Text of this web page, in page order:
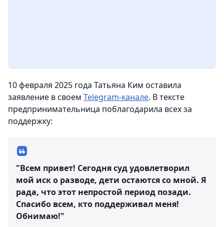
10 февраля 2025 года Татьяна Ким оставила
заявление в своем Telegram-канале. В тексте
предпринимательница поблагодарила всех за
поддержку:
"Всем привет! Сегодня суд удовлетворил
мой иск о разводе, дети остаются со мной. Я
рада, что этот непростой период позади.
Спасибо всем, кто поддерживал меня!
Обнимаю!"